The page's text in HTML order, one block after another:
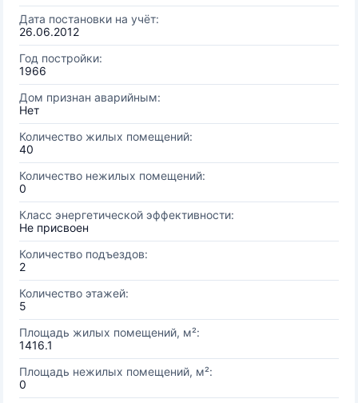
Дата постановки на учёт:
26.06.2012
Год постройки:
1966
Дом признан аварийным:
Нет
Количество жилых помещений:
40
Количество нежилых помещений:
0
Класс энергетической эффективности:
Не присвоен
Количество подъездов:
2
Количество этажей:
5
Площадь жилых помещений, м²:
1416.1
Площадь нежилых помещений, м²:
0